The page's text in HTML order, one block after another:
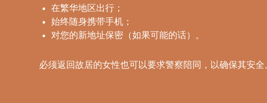
在繁华地区出行；
始终随身携带手机；
对您的新地址保密（如果可能的话）。
必须返回故居的女性也可以要求警察陪同，以确保其安全